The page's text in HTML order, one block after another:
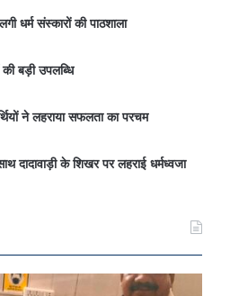
धर्म संस्कारों की पाठशाला
बड़ी उपलब्धि
ने लहराया सफलता का परचम
दादावाड़ी के शिखर पर लहराई धर्मध्वजा